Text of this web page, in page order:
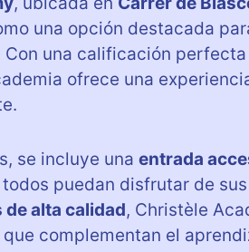
una opción destacada
una calificación perfecta
ofrece una
se incluye una entrada
puedan disfrutar de
alta calidad, Christèle
que complementan el